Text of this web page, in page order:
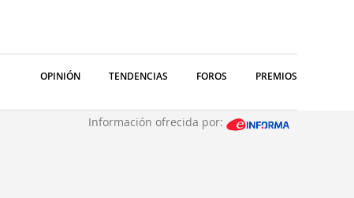
OPINIÓN TENDENCIAS FOROS PREMIOS
Información ofrecida por: